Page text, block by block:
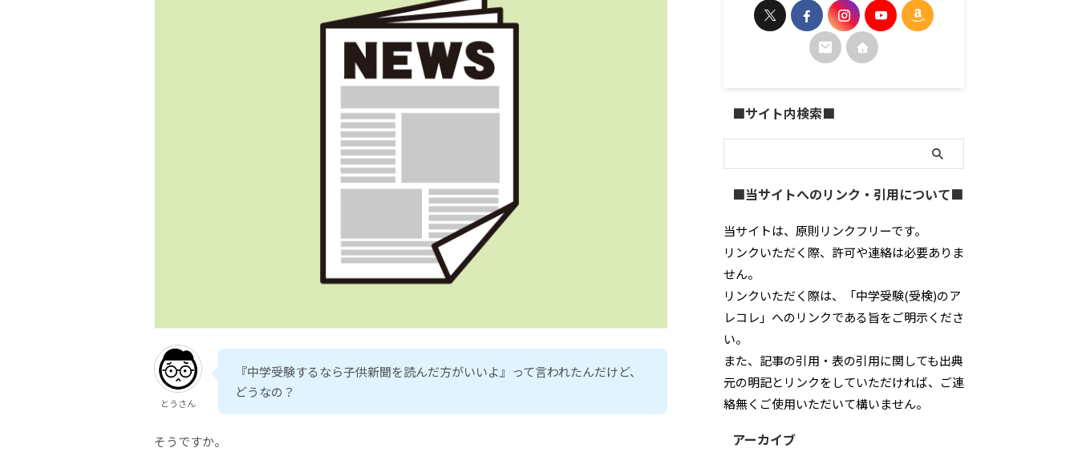
とうさん
『中学受験するなら子供新聞を読んだ方がいいよ』って言われたんだけど、
どうなの？
そうですか。
■サイト内検索■
■当サイトへのリンク・引用について■
当サイトは、原則リンクフリーです。
リンクいただく際、許可や連絡は必要ありま
せん。
リンクいただく際は、「中学受験(受検)のア
レコレ」へのリンクである旨をご明示くださ
い。
また、記事の引用・表の引用に関しても出典
元の明記とリンクをしていただければ、ご連
絡無くご使用いただいて構いません。
アーカイブ